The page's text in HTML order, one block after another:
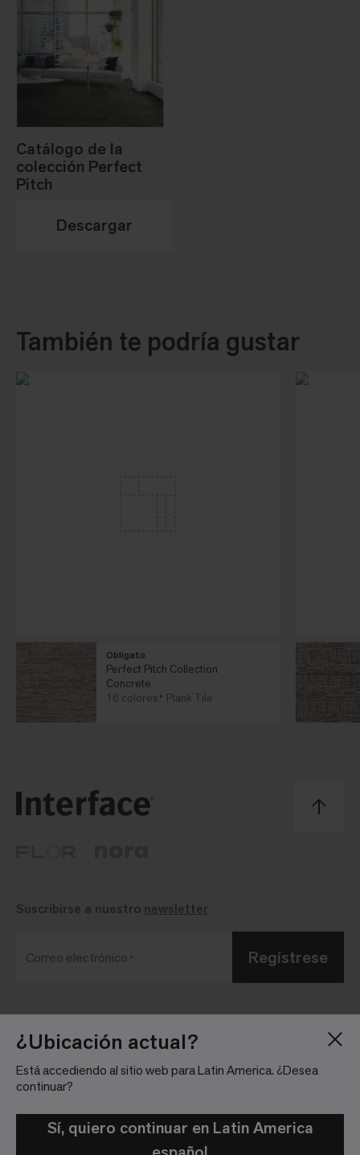
¿Ubicación actual?
Está accediendo al sitio web para Latin America. ¿Desea
continuar?
Sí, quiero continuar en Latin America
Catálogo de la
colección Perfect
Pitch
Descargar
También te podría gustar
Obligato
Perfect Pitch Collection
Concrete
16 colores
Plank Tile
Blog
Trabaja con nosotros
Ubicaciones
Sala de Prensa
Inversionistas
comunidad
Suscribirse a nuestro newsletter
Correo electrónico Regístrese